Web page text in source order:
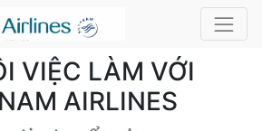
VIỆC LÀM VỚI
AIRLINES